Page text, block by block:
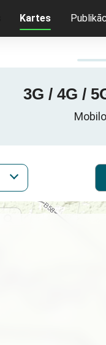
Kartes
3G / 4G /